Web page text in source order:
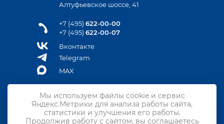
Алтуфьевское шоссе, 41
+7 (495) 622-00-00
+7 (495) 622-00-07
Вконтакте
Telegram
MAX
Контакты
Мы используем файлы cookie и сервис
Яндекс.Метрики для анализа работы сайта,
статистики и улучшения его работы.
Продолжив работу с сайтом, вы соглашаетесь